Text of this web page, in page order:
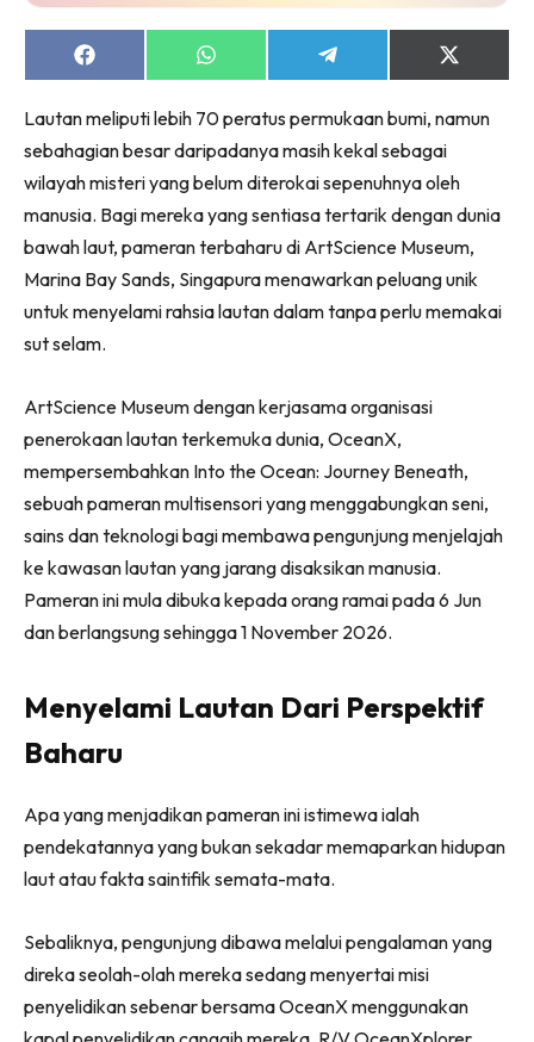
Menarik Lagi
Casa Impiana
Impiana Makeover
Makeover Ruang Selebriti
Destinasi
Hotel
Kafe
Hartanah
High Rise
Ilham Impiana Inspirasi Selebriti
Impiana TV
Casa Impiana
Sembang Laman
Tip Laman
Share
on
Share
on
Share
on
Share
on
(Twitter)
Lautan meliputi lebih 70 peratus permukaan bumi, namun
sebahagian besar daripadanya masih kekal sebagai
wilayah misteri yang belum diterokai sepenuhnya oleh
manusia. Bagi mereka yang sentiasa tertarik dengan dunia
bawah laut, pameran terbaharu di ArtScience Museum,
Marina Bay Sands, Singapura menawarkan peluang unik
untuk menyelami rahsia lautan dalam tanpa perlu memakai
sut selam.
ArtScience Museum dengan kerjasama organisasi
penerokaan lautan terkemuka dunia, OceanX,
mempersembahkan Into the Ocean: Journey Beneath,
sebuah pameran multisensori yang menggabungkan seni,
sains dan teknologi bagi membawa pengunjung menjelajah
ke kawasan lautan yang jarang disaksikan manusia.
Pameran ini mula dibuka kepada orang ramai pada 6 Jun
dan berlangsung sehingga 1 November 2026.
Menyelami Lautan Dari Perspektif
Baharu
Apa yang menjadikan pameran ini istimewa ialah
pendekatannya yang bukan sekadar memaparkan hidupan
laut atau fakta saintifik semata-mata.
Sebaliknya, pengunjung dibawa melalui pengalaman yang
direka seolah-olah mereka sedang menyertai misi
penyelidikan sebenar bersama OceanX menggunakan